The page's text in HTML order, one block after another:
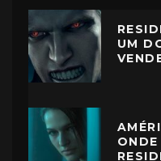
UM